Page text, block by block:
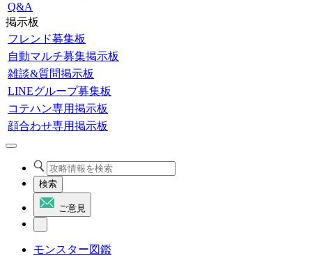
Q&A
掲示板
フレンド募集板
自動マルチ募集掲示板
雑談&質問掲示板
LINEグループ募集板
コテハン専用掲示板
顔合わせ専用掲示板
検索
ご意見
モンスター図鑑